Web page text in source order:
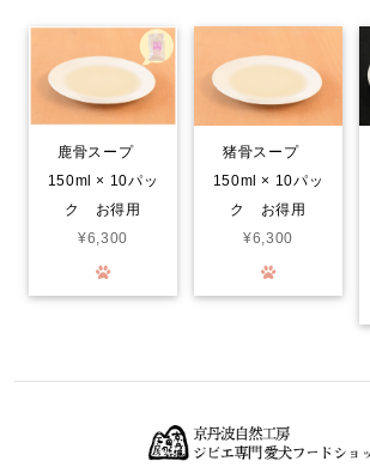
良いかという訳ではないので、おやつも安心して
探しました。鹿肉、猪肉共に、凄く薄くて、細か
ピングにもなるし、ドライタイプなのに、焦げた
かり肉の香りもして、食べてくれます。1日２、３
日の血液検査も、全て範囲内でした。ありがとう
検査も全て範囲内でした。
みんなでわけるドライジャー
2026/08/03
京丹波自然工房さんの…みんなでわけるドライジ
てみました。小分けの袋で10袋…2枚入りで 使
のか！大喜びで！ 飼い主も嬉しくなる次第です
山有るので！また購入させて頂きます…。笑
鹿骨スープ
150ml × 10パッ
ク お得用
¥6,300
猪骨スープ
150ml × 10パッ
ク お得用
¥6,300